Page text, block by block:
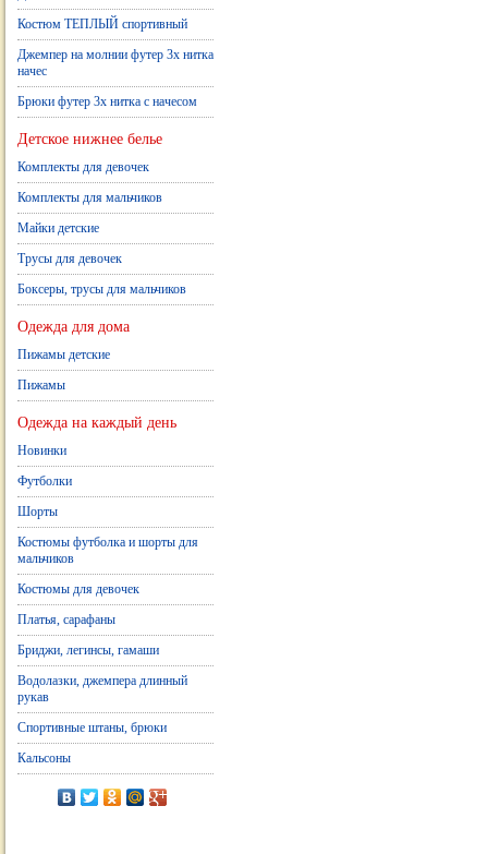
Костюм ТЕПЛЫЙ спортивный
Джемпер на молнии футер 3х нитка
начес
Брюки футер 3х нитка с начесом
Детское нижнее белье
Комплекты для девочек
Комплекты для мальчиков
Майки детские
Трусы для девочек
Боксеры, трусы для мальчиков
Одежда для дома
Пижамы детские
Пижамы
Одежда на каждый день
Новинки
Футболки
Шорты
Костюмы футболка и шорты для
мальчиков
Костюмы для девочек
Платья, сарафаны
Бриджи, легинсы, гамаши
Водолазки, джемпера длинный
рукав
Спортивные штаны, брюки
Кальсоны